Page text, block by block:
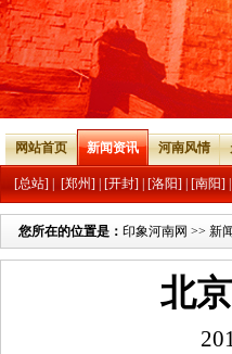
网站首页 新闻资讯 河南风情
[总站] [郑州] [开封] [洛阳] [南阳]
您所在的位置是： 印象河南网 >> 新
北